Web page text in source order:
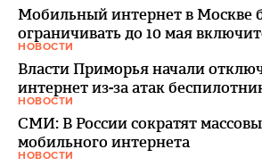
Мобильный интернет в Москве
ограничивать до 10 мая
НОВОСТИ
Власти Приморья начали
интернет из-за атак
НОВОСТИ
СМИ: В России сократят
мобильного интернета
НОВОСТИ